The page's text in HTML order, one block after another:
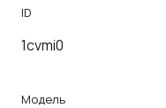
ID
1cvmi0
Модель